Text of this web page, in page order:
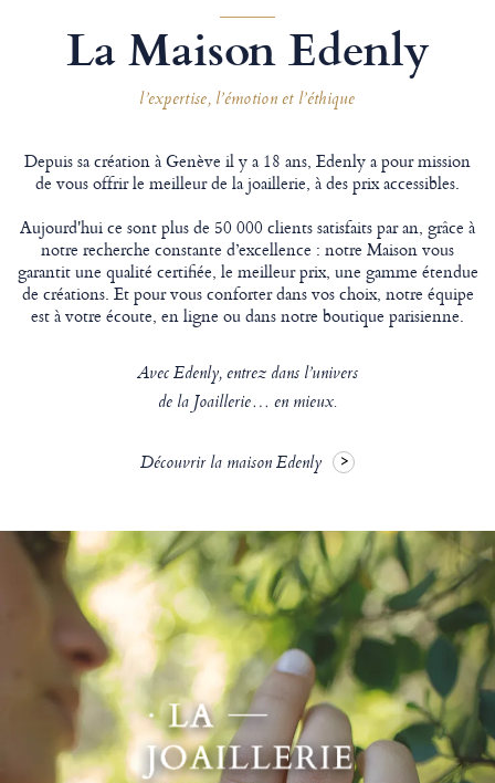
La Maison Edenly
l’expertise, l’émotion et l’éthique
Depuis sa création à Genève il y a 18 ans, Edenly a pour mission
de vous offrir le meilleur de la joaillerie, à des prix accessibles.
Aujourd'hui ce sont plus de 50 000 clients satisfaits par an, grâce à
notre recherche constante d’excellence : notre Maison vous
garantit une qualité certifiée, le meilleur prix, une gamme étendue
de créations. Et pour vous conforter dans vos choix, notre équipe
est à votre écoute, en ligne ou dans notre boutique parisienne.
Avec Edenly, entrez dans l’univers
de la Joaillerie… en mieux.
Découvrir la maison Edenly